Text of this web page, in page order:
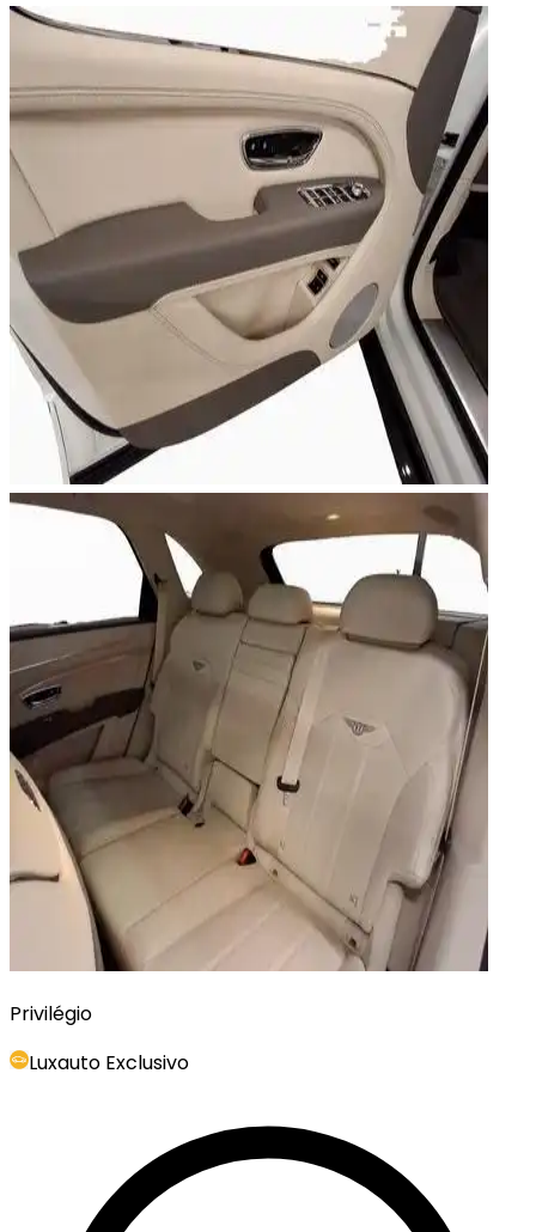
Privilégio
Luxauto Exclusivo